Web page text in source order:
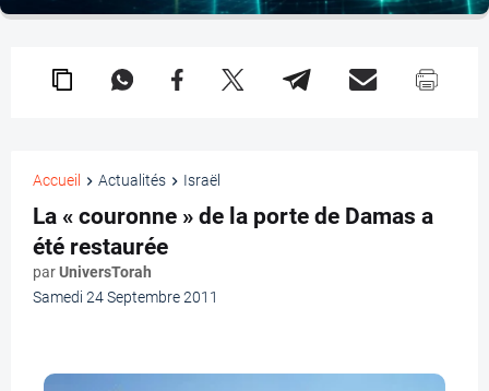
Accueil Actualités Israël
La « couronne » de la porte de Damas a
été restaurée
parUniversTorah
Samedi 24 Septembre 2011